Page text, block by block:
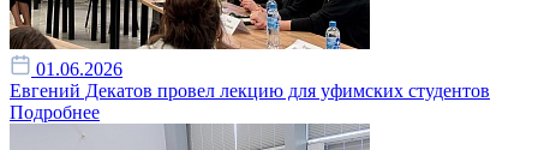
01.06.2026
Евгений Декатов провел лекцию для уфимских студентов
Подробнее